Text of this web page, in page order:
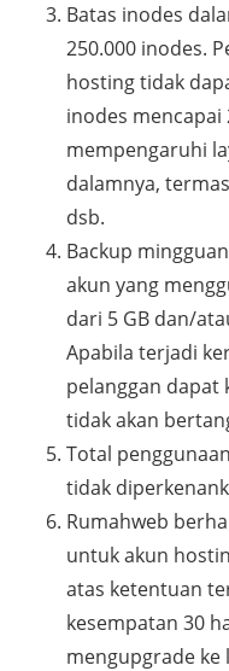
Batas inodes
250.000 inodes.
hosting tidak
inodes mencapai
mempengaruhi
dalamnya,
dsb.
Backup
akun yang
dari 5 GB dan/
Apabila terjadi
pelanggan dapat
tidak akan
Total
tidak
Rumahweb
untuk akun
atas ketentuan
kesempatan 30
mengupgrade ke